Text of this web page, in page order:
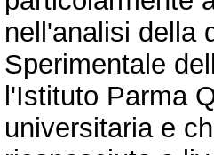
nell'analisi della
Sperimentale
l'Istituto Parma
universitaria e